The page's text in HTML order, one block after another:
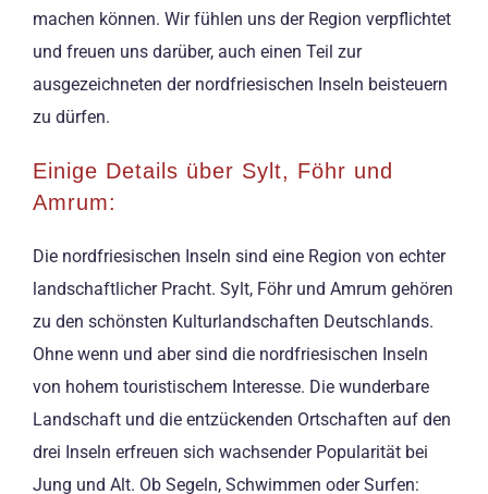
machen können. Wir fühlen uns der Region verpflichtet
und freuen uns darüber, auch einen Teil zur
ausgezeichneten der nordfriesischen Inseln beisteuern
zu dürfen.
Einige Details über Sylt, Föhr und
Amrum:
Die nordfriesischen Inseln sind eine Region von echter
landschaftlicher Pracht. Sylt, Föhr und Amrum gehören
zu den schönsten Kulturlandschaften Deutschlands.
Ohne wenn und aber sind die nordfriesischen Inseln
von hohem touristischem Interesse. Die wunderbare
Landschaft und die entzückenden Ortschaften auf den
drei Inseln erfreuen sich wachsender Popularität bei
Jung und Alt. Ob Segeln, Schwimmen oder Surfen: